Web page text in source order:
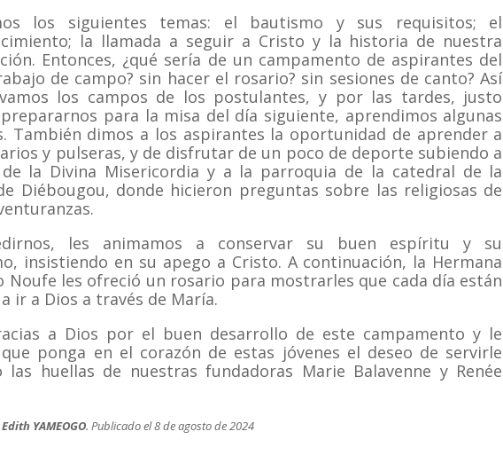
los siguientes temas: el bautismo y sus requisitos; el
la llamada a seguir a Cristo y la historia de nuestra
Entonces, ¿qué sería de un campamento de aspirantes del
de campo? sin hacer el rosario? sin sesiones de canto? Así
los campos de los postulantes, y por las tardes, justo
para la misa del día siguiente, aprendimos algunas
También dimos a los aspirantes la oportunidad de aprender a
y pulseras, y de disfrutar de un poco de deporte subiendo a
la Divina Misericordia y a la parroquia de la catedral de la
Diébougou, donde hicieron preguntas sobre las religiosas de
les animamos a conservar su buen espíritu y su
insistiendo en su apego a Cristo. A continuación, la Hermana
Noufe les ofreció un rosario para mostrarles que cada día están
ir a Dios a través de María.
a Dios por el buen desarrollo de este campamento y le
ponga en el corazón de estas jóvenes el deseo de servirle
las huellas de nuestras fundadoras Marie Balavenne y Renée
YAMEOGO. Publicado el 8 de agosto de 2024